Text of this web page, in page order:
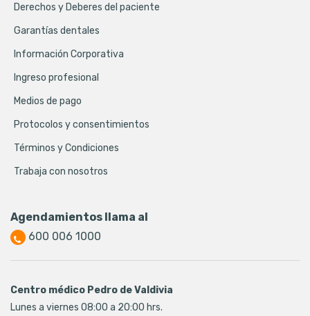
Derechos y Deberes del paciente
Garantías dentales
Información Corporativa
Ingreso profesional
Medios de pago
Protocolos y consentimientos
Términos y Condiciones
Trabaja con nosotros
Agendamientos llama al
600 006 1000
Centro médico Pedro de Valdivia
Lunes a viernes 08:00 a 20:00 hrs.